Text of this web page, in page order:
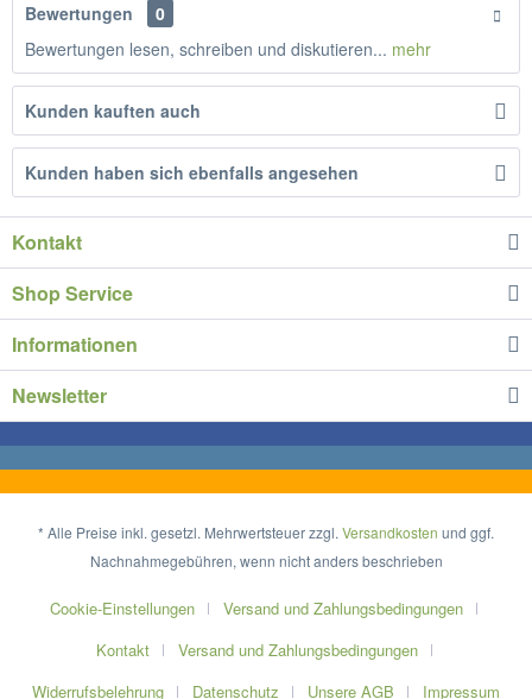
Bewertungen
0
Bewertungen lesen, schreiben und diskutieren... mehr
Kunden kauften auch
Kunden haben sich ebenfalls angesehen
Kontakt
Shop Service
Informationen
Newsletter
* Alle Preise inkl. gesetzl. Mehrwertsteuer zzgl. Versandkosten und ggf.
Nachnahmegebühren, wenn nicht anders beschrieben
Cookie-Einstellungen
Versand und Zahlungsbedingungen
Kontakt
Versand und Zahlungsbedingungen
Widerrufsbelehrung
Datenschutz Unsere AGB Impressum